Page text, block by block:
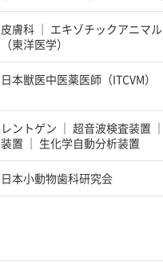
皮膚科 エキゾチックアニマル
（東洋医学）
日本獣医中医薬医師（ITCVM）
レントゲン 超音波検査装置
装置
生化学自動分析装置
日本小動物歯科研究会